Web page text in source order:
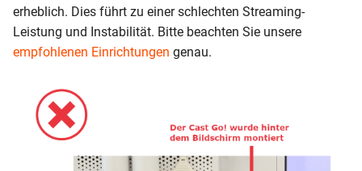
erheblich. Dies führt zu einer schlechten Streaming-
Leistung und Instabilität. Bitte beachten Sie unsere
empfohlenen Einrichtungen genau.